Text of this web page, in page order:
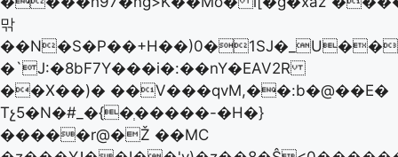
맊
�`J:�8bF7Y���i�:��nY�EAV2R
��X��)� ��V���qvM,��:b�@��E�
Tչ5�N�#_�{�ְ�����-�H�}
�����r@�Ž ��MC